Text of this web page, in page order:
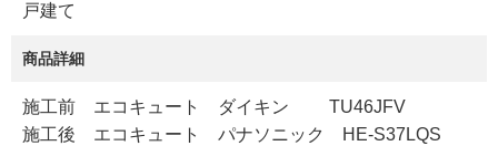
戸建て
商品詳細
施工前 エコキュート ダイキン TU46JFV
施工後 エコキュート パナソニック HE-S37LQS